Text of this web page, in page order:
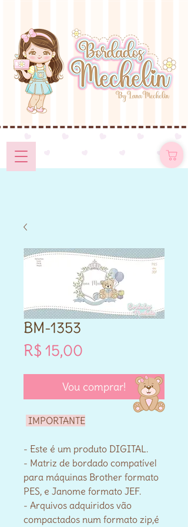
BM-1353
R$ 15,00
Vou comprar!
IMPORTANTE
- Este é um produto DIGITAL.
- Matriz de bordado compatível
para máquinas Brother formato
PES, e Janome formato JEF.
- Arquivos adquiridos vão
compactados num formato zip,é